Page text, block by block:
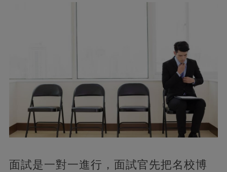
面試是一對一進行，面試官先把名校博